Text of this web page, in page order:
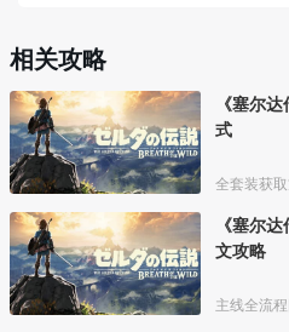
相关攻略
《塞尔
式
全套装获
《塞尔
文攻略
主线全流